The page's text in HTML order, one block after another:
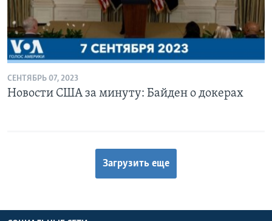
СЕНТЯБРЬ 07, 2023
Новости США за минуту: Байден о докерах
Загрузить еще